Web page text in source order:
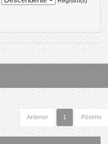
Anterior 1 Póximo